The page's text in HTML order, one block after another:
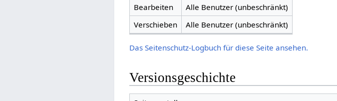
Bearbeiten
Alle Benutzer (unbeschränkt)
Verschieben
Alle Benutzer (unbeschränkt)
Das Seitenschutz-Logbuch für diese Seite ansehen.
Versionsgeschichte